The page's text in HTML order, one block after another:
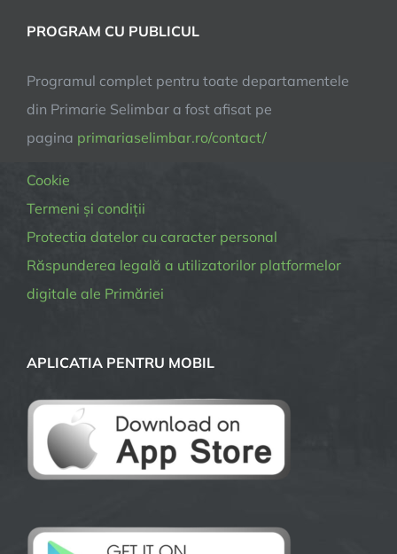
PROGRAM CU PUBLICUL
Programul complet pentru toate departamentele
din Primarie Selimbar a fost afisat pe
pagina primariaselimbar.ro/contact/
Cookie
Termeni și condiții
Protectia datelor cu caracter personal
Răspunderea legală a utilizatorilor platformelor
digitale ale Primăriei
APLICATIA PENTRU MOBIL